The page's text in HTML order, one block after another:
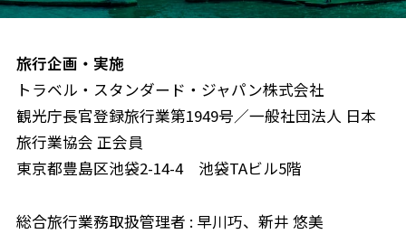
旅行企画・実施
トラベル・スタンダード・ジャパン株式会社
観光庁長官登録旅行業第1949号／一般社団法人 日本
旅行業協会 正会員
東京都豊島区池袋2-14-4 池袋TAビル5階
総合旅行業務取扱管理者 : 早川巧、新井 悠美